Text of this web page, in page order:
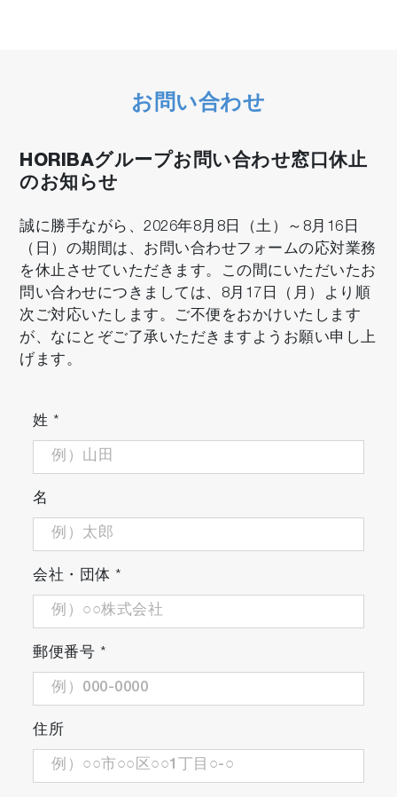
測定が可能になりました。
DC24Vを採用し、高い安全性を実現
する安全性と省電力を一段と向上させまし
た。また漏水センサ内蔵により漏水発生時
可能にしています。
価格
価格は仕様により異なりますので、別途お見積
もりいたします。
お見積もりをご希望のお客さまは、右上の「お
望」とご記入してお申し込みください。
お問い合わせ
HORIBAグループお問い合わせ窓口休止
のお知らせ
誠に勝手ながら、2026年8月8日（土）～8月16日
（日）の期間は、お問い合わせフォームの応対業務
を休止させていただきます。この間にいただいたお
問い合わせにつきましては、8月17日（月）より順
次ご対応いたします。ご不便をおかけいたします
が、なにとぞご了承いただきますようお願い申し上
げます。
姓 *
名
会社・団体 *
郵便番号 *
住所